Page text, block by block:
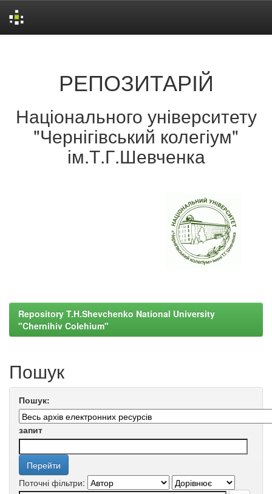
РЕПОЗИТАРІЙ
Національного університету
"Чернігівський колегіум"
ім.Т.Г.Шевченка
Repository T.H.Shevchenko National University
"Chernihiv Colehium"
Пошук
Пошук:
запит
Поточні фільтри: